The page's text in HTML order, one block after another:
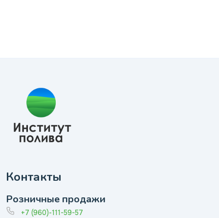
Контакты
Розничные продажи
+7 (960)-111-59-57